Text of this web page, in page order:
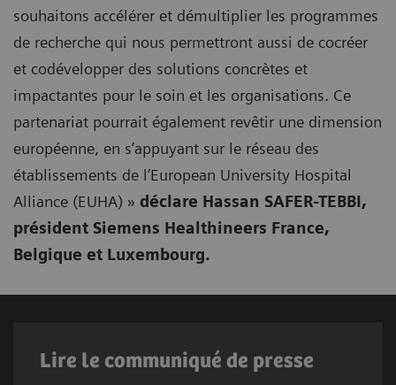
souhaitons accélérer et démultiplier les programmes
de recherche qui nous permettront aussi de cocréer
et codévelopper des solutions concrètes et
impactantes pour le soin et les organisations. Ce
partenariat pourrait également revêtir une dimension
européenne, en s’appuyant sur le réseau des
établissements de l’European University Hospital
Alliance (EUHA) » déclare Hassan SAFER-TEBBI,
président Siemens Healthineers France,
Belgique et Luxembourg.
Lire le communiqué de presse